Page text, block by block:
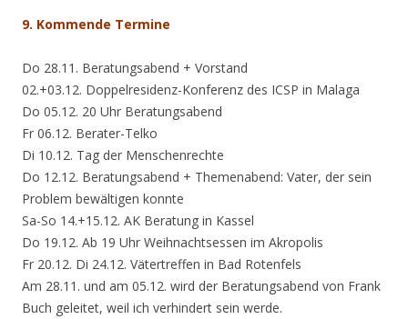
9. Kommende Termine
Do 28.11. Beratungsabend + Vorstand
02.+03.12. Doppelresidenz-Konferenz des ICSP in Malaga
Do 05.12. 20 Uhr Beratungsabend
Fr 06.12. Berater-Telko
Di 10.12. Tag der Menschenrechte
Do 12.12. Beratungsabend + Themenabend: Vater, der sein
Problem bewältigen konnte
Sa-So 14.+15.12. AK Beratung in Kassel
Do 19.12. Ab 19 Uhr Weihnachtsessen im Akropolis
Fr 20.12. Di 24.12. Vätertreffen in Bad Rotenfels
Am 28.11. und am 05.12. wird der Beratungsabend von Frank
Buch geleitet, weil ich verhindert sein werde.